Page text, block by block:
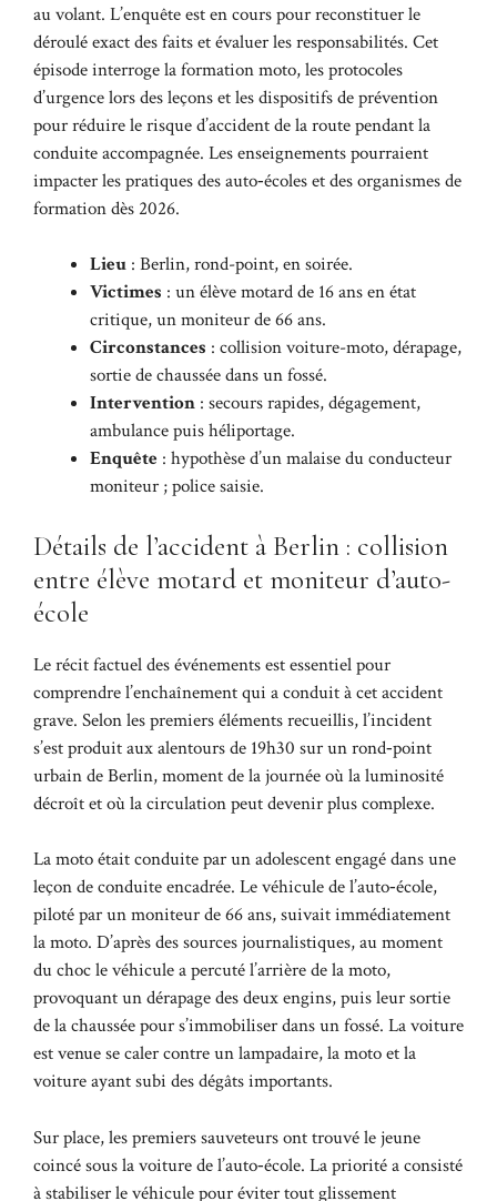
au volant. L’enquête est en cours pour reconstituer le
déroulé exact des faits et évaluer les responsabilités. Cet
épisode interroge la formation moto, les protocoles
d’urgence lors des leçons et les dispositifs de prévention
pour réduire le risque d’accident de la route pendant la
conduite accompagnée. Les enseignements pourraient
impacter les pratiques des auto‑écoles et des organismes de
formation dès 2026.
Lieu : Berlin, rond-point, en soirée.
Victimes : un élève motard de 16 ans en état
critique, un moniteur de 66 ans.
Circonstances : collision voiture-moto, dérapage,
sortie de chaussée dans un fossé.
Intervention : secours rapides, dégagement,
ambulance puis héliportage.
Enquête : hypothèse d’un malaise du conducteur
moniteur ; police saisie.
Détails de l’accident à Berlin : collision
entre élève motard et moniteur d’auto-
école
Le récit factuel des événements est essentiel pour
comprendre l’enchaînement qui a conduit à cet accident
grave. Selon les premiers éléments recueillis, l’incident
s’est produit aux alentours de 19h30 sur un rond‑point
urbain de Berlin, moment de la journée où la luminosité
décroît et où la circulation peut devenir plus complexe.
La moto était conduite par un adolescent engagé dans une
leçon de conduite encadrée. Le véhicule de l’auto‑école,
piloté par un moniteur de 66 ans, suivait immédiatement
la moto. D’après des sources journalistiques, au moment
du choc le véhicule a percuté l’arrière de la moto,
provoquant un dérapage des deux engins, puis leur sortie
de la chaussée pour s’immobiliser dans un fossé. La voiture
est venue se caler contre un lampadaire, la moto et la
voiture ayant subi des dégâts importants.
Sur place, les premiers sauveteurs ont trouvé le jeune
coincé sous la voiture de l’auto‑école. La priorité a consisté
à stabiliser le véhicule pour éviter tout glissement